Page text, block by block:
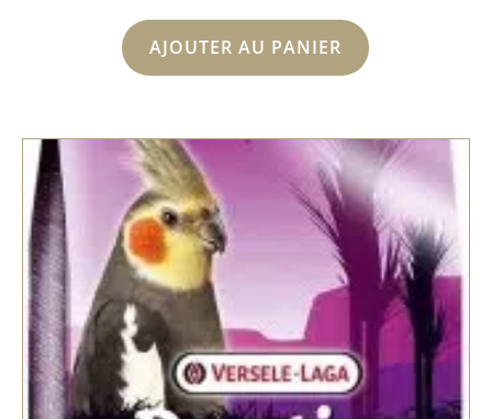
AJOUTER AU PANIER